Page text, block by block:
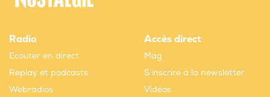
Radio
Ecouter en direct
Replay et podcasts
Webradios
Accès direct
Mag
S'inscrire à la newsletter
Vidéos